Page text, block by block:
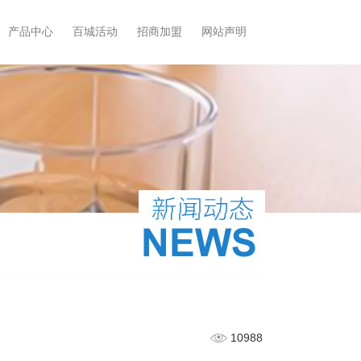
产品中心 百城活动 招商加盟 网站声明
10988